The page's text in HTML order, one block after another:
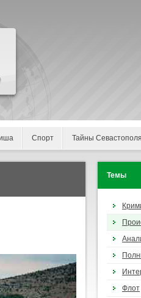
Спорт Тайны Севастополя
Темы
Флот